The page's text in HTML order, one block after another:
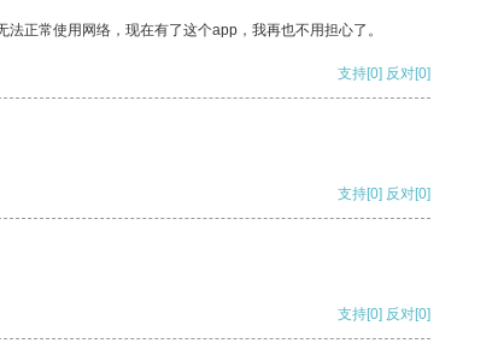
正常使用网络，现在有了这个app，我再也不用担心了。
支持[0] 反对[0]
支持[0] 反对[0]
支持[0] 反对[0]